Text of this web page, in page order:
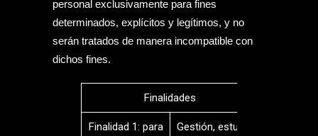
personal exclusivamente para fines
determinados, explícitos y legítimos, y no
serán tratados de manera incompatible con
dichos fines.
Finalidades
Finalidad 1: para
Gestión, estudio